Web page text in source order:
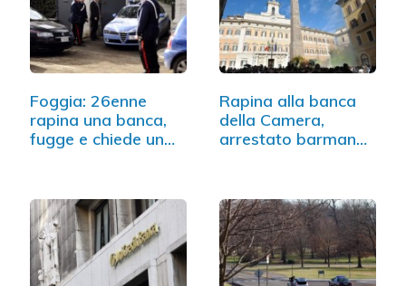
Foggia: 26enne
rapina una banca,
fugge e chiede un…
Rapina alla banca
della Camera,
arrestato barman